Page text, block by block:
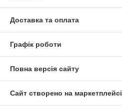
Доставка та оплата
Графік роботи
Повна версія сайту
Сайт створено на маркетплейсі